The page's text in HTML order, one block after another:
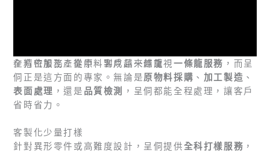
全方位服務：從原料到成品一條龍
在精密加工產業中，客戶越來越重視一條龍服務 ，而呈
侗正是這方面的專家。無論是原物料採購 、 加工製造 、
表面處理 ，還是 品質檢測 ，呈侗都能全程處理，讓客戶
省時省力。
客製化少量打樣
針對異形零件或高難度設計，呈侗提供全科打樣服務 ，